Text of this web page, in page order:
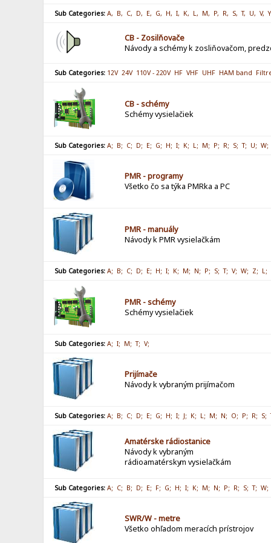
Sub Categories:A, B, C, D, E, G, H, I, K, L, M, P, R, S, T, U, V,
CB - Zosilňovače
Návody a schémy k zosliňovačom,
Sub Categories: 12V 24V 110V - 220V HF VHF UHF HAM band
CB - schémy
Schémy vysielačiek
Sub Categories:A; B; C; D; E; G; H; I; K; L; M; P; R; S; T; U; W;
PMR - programy
Všetko čo sa týka PMRka a PC
PMR - manuály
Návody k PMR vysielačkám
Sub Categories:A; B; C; D; E; H; I; K; M; N; P; S; T; V; W; Z; L;
PMR - schémy
Schémy vysielačiek
Sub Categories:A; I; M; T; V;
Prijímače
Návody k vybraným prijímačom
Sub Categories:A; B; C; D; E; G; H; I; J; K; L; M; N; O; P; R; S;
Amatérske rádiostanice
Návody k vybraným
rádioamatérskym vysielačkám
Sub Categories:A; C; B; D; E; F; G; H; I; K; M; N; P; R; S; T; W;
SWR/W - metre
Všetko ohľadom meracích prístrojov